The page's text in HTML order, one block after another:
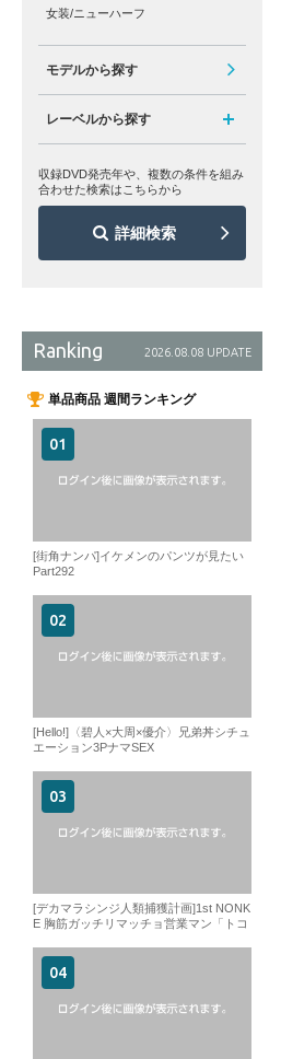
女装/ニューハーフ
モデルから探す
レーベルから探す
収録DVD発売年や、複数の条件を組み
合わせた検索はこちらから
詳細検索
Ranking 2026.08.08 UPDATE
単品商品 週間ランキング
[街角ナンパ]イケメンのパンツが見たい
Part292
[Hello!]〈碧人×大周×優介〉兄弟丼シチュ
エーション3PナマSEX
[デカマラシンジ人類捕獲計画]1st NONK
E 胸筋ガッチリマッチョ営業マン「トコ